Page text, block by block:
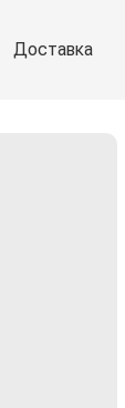
Доставка